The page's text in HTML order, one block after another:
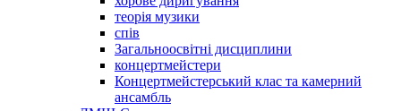
теорія музики
спів
Загальноосвітні дисциплини
концертмейстери
Концертмейстерський клас та камерний
ансамбль